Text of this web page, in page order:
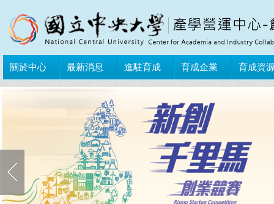
關於中心 最新消息 進駐育成 育成企業 育成資